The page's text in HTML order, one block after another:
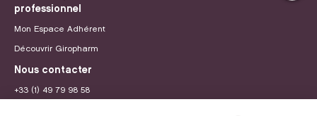
professionnel
Mon Espace Adhérent
Découvrir Giropharm
Nous contacter
+33 (1) 49 79 98 58